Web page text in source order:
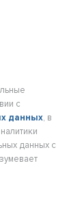
с
данных, в
данных с